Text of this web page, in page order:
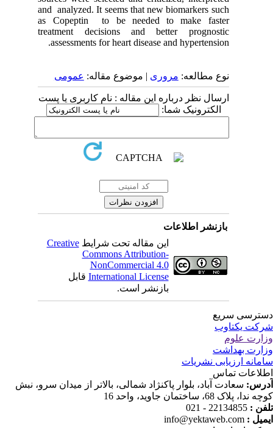
and analyzed. It seems that new biomarkers such
as Copeptin to be needed to make faster
treatment decisions and better prognostic
assessments for heart disease and hypertension.
نوع مطالعه:مروری| موضوع مقاله:عمومى
ارسال نظر درباره این مقاله : نام کاربری یا پست
الکترونیک شما:
بازنشر اطلاعات
این مقاله تحت شرایطCreative
Commons Attribution-
NonCommercial 4.0
International Licenseقابل
بازنشر است.
سریع
یکتاوب
علوم
بهداشت
ارزیابی نشریات
تماس
سعادت آباد، بلوار پاکنژاد شمالی، بالاتر از میدان سرو، نبش
پلاک 68، ساختمان جاوید، واحد 16
:
22134855 - 021
:
info@yektaweb.com